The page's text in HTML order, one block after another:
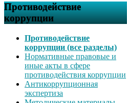
Противодействие
коррупции
Противодействие
коррупции (все разделы)
Нормативные правовые и
иные акты в сфере
противодействия коррупции
Антикоррупционная
экспертиза